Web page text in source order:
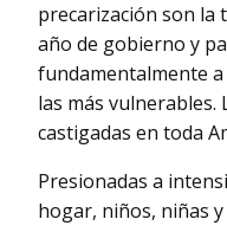
precarización son la
año de gobierno y
fundamentalmente
las más vulnerables.
castigadas en toda
Presionadas a
hogar, niños, niñas